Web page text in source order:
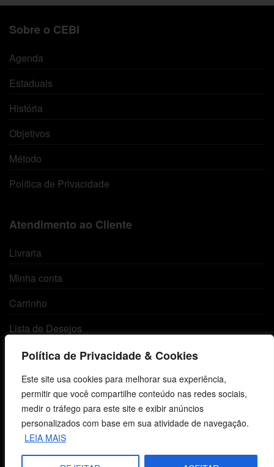
Política de Privacidade & Cookies
Este site usa cookies para melhorar sua experiência,
permitir que você compartilhe conteúdo nas redes sociais,
medir o tráfego para este site e exibir anúncios
personalizados com base em sua atividade de navegação.
LEIA MAIS
Sobre o CEBI
Agenda
Estaduais
História
Objetivos
Método
Política de Privacidade
Atendimento ao Cliente
Livraria
Minha conta
Carrinho
Lista de Desejos
Termos e Condições
Centro de Estudos Bíblicos
CNPJ: 29.832.607/0001-10
São Leopoldo, RS, Brasil